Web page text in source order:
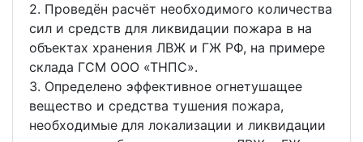
2. Проведён расчёт необходимого количества
сил и средств для ликвидации пожара в на
объектах хранения ЛВЖ и ГЖ РФ, на примере
склада ГСМ ООО «ТНПС».
3. Определено эффективное огнетушащее
вещество и средства тушения пожара,
необходимые для локализации и ликвидации